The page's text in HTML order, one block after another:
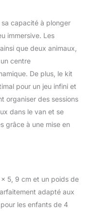
enfants à
4 ans comprend
des criques
une fourchette
nettoyer le
écuries. Ce
de
qui donnent
une base
construite
instructions
qu'il n'y a pas
lors de la
même pour
qui
sa capacité à plonger
immersive. Les
que deux animaux,
centre
De plus, le kit
pour un jeu infini et
organiser des sessions
dans le van et se
grâce à une mise en
5, 9 cm et un poids de
adapté aux
les enfants de 4